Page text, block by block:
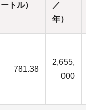
ートル）
／
年）
781.38
2,655,
000